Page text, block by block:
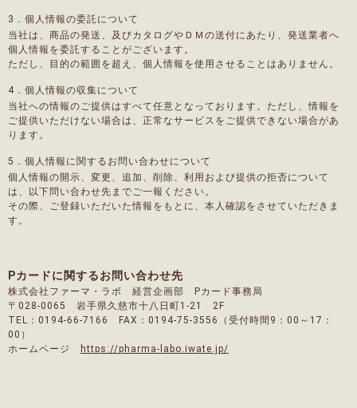
3．個人情報の委託について
当社は、商品の発送、及びカタログやＤＭの送付にあたり、発送業者へ
個人情報を委託することがございます。
ただし、目的の範囲を超え、個人情報を使用させることはありません。
4．個人情報の収集について
当社への情報のご提供はすべて任意となっております。ただし、情報を
ご提供いただけない場合は、正常なサービスをご提供できない場合があ
ります。
5．個人情報に関するお問い合わせについて
個人情報の開示、変更、追加、削除、利用および提供の拒否について
は、以下問い合わせ先までご一報ください。
その際、ご登録いただいた情報をもとに、本人確認をさせていただきま
す。
Pカードに関するお問い合わせ先
株式会社ファーマ・ラボ 経営企画部 Pカード事務局
〒028-0065 岩手県久慈市十八日町1-21 2F
TEL：0194-66-7166 FAX：0194-75-3556（受付時間9：00～17：
00）
ホームページ
https://pharma-labo.iwate.jp/